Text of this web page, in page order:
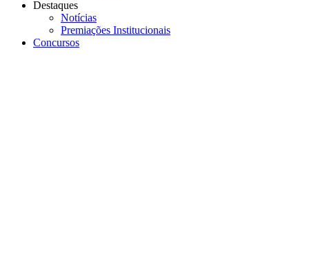
Destaques
Notícias
Premiações Institucionais
Concursos